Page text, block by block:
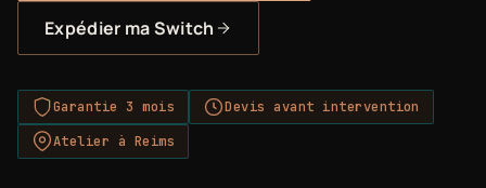
Expédier ma Switch
Garantie 3 mois
Devis avant intervention
Atelier à Reims